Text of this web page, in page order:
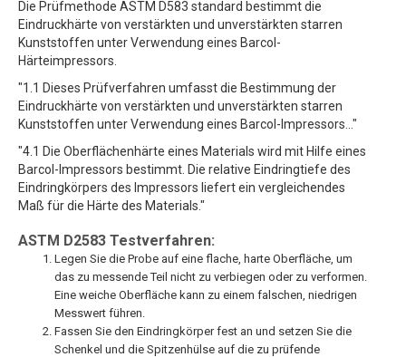
Die Prüfmethode ASTM D583 standard bestimmt die
Eindruckhärte von verstärkten und unverstärkten starren
Kunststoffen unter Verwendung eines Barcol-
Härteimpressors.
"1.1 Dieses Prüfverfahren umfasst die Bestimmung der
Eindruckhärte von verstärkten und unverstärkten starren
Kunststoffen unter Verwendung eines Barcol-Impressors..."
"4.1 Die Oberflächenhärte eines Materials wird mit Hilfe eines
Barcol-Impressors bestimmt. Die relative Eindringtiefe des
Eindringkörpers des Impressors liefert ein vergleichendes
Maß für die Härte des Materials."
ASTM D2583 Testverfahren:
Legen Sie die Probe auf eine flache, harte Oberfläche, um
das zu messende Teil nicht zu verbiegen oder zu verformen.
Eine weiche Oberfläche kann zu einem falschen, niedrigen
Messwert führen.
Fassen Sie den Eindringkörper fest an und setzen Sie die
Schenkel und die Spitzenhülse auf die zu prüfende